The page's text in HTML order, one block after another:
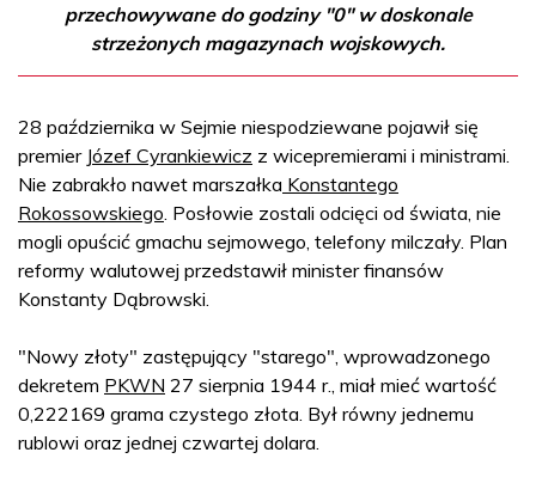
przechowywane do godziny "0" w doskonale
strzeżonych magazynach wojskowych.
28 października w Sejmie niespodziewane pojawił się
premier Józef Cyrankiewicz z wicepremierami i ministrami.
Nie zabrakło nawet marszałka Konstantego
Rokossowskiego . Posłowie zostali odcięci od świata, nie
mogli opuścić gmachu sejmowego, telefony milczały. Plan
reformy walutowej przedstawił minister finansów
Konstanty Dąbrowski.
"Nowy złoty" zastępujący "starego", wprowadzonego
dekretem PKWN 27 sierpnia 1944 r., miał mieć wartość
0,222169 grama czystego złota. Był równy jednemu
rublowi oraz jednej czwartej dolara.